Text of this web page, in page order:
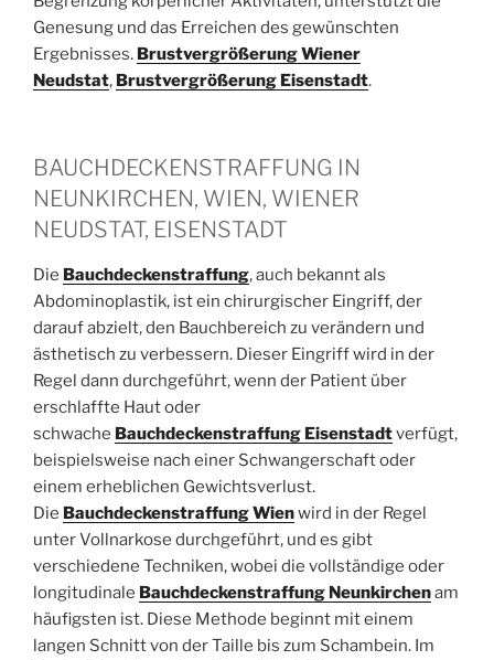
Genesung und das Erreichen des gewünschten
Ergebnisses. Brustvergrößerung Wiener
Neudstat, Brustvergrößerung Eisenstadt.
BAUCHDECKENSTRAFFUNG IN
NEUNKIRCHEN, WIEN, WIENER
NEUDSTAT, EISENSTADT
Die Bauchdeckenstraffung, auch bekannt als
Abdominoplastik, ist ein chirurgischer Eingriff, der
darauf abzielt, den Bauchbereich zu verändern und
ästhetisch zu verbessern. Dieser Eingriff wird in der
Regel dann durchgeführt, wenn der Patient über
erschlaffte Haut oder
schwache Bauchdeckenstraffung Eisenstadtverfügt,
beispielsweise nach einer Schwangerschaft oder
einem erheblichen Gewichtsverlust.
Die Bauchdeckenstraffung Wienwird in der Regel
unter Vollnarkose durchgeführt, und es gibt
verschiedene Techniken, wobei die vollständige oder
longitudinale Bauchdeckenstraffung Neunkirchenam
häufigsten ist. Diese Methode beginnt mit einem
langen Schnitt von der Taille bis zum Schambein. Im